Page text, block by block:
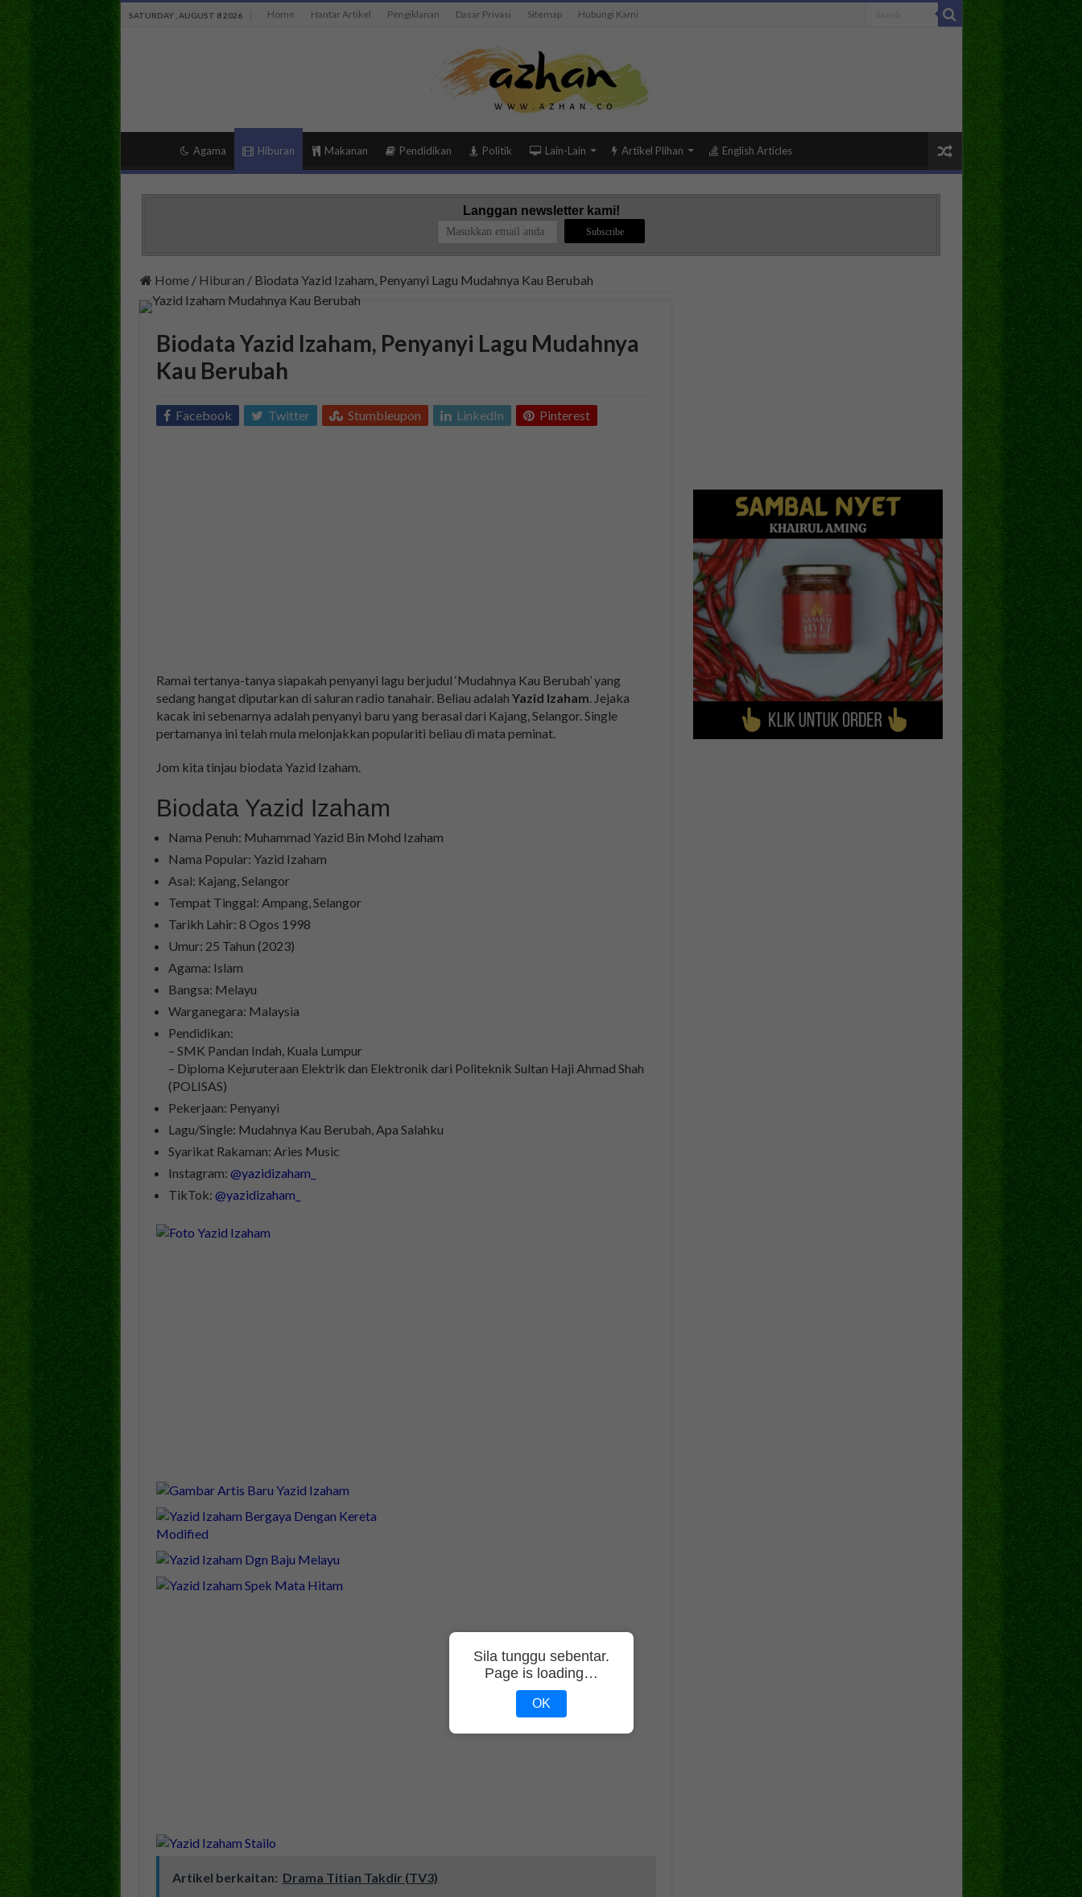
SATURDAY , AUGUST 8 2026 Home Hantar Artikel Pengiklanan Dasar Privasi Sitemap Hubungi Kami
Agama Hiburan Makanan Pendidikan Politik Lain-Lain Artikel Plihan English Articles
Langgan newsletter kami!
Home / Hiburan / Biodata Yazid Izaham, Penyanyi Lagu Mudahnya Kau Berubah
Biodata Yazid Izaham, Penyanyi Lagu Mudahnya
Kau Berubah
Facebook Twitter Stumbleupon LinkedIn Pinterest
Ramai tertanya-tanya siapakah penyanyi lagu berjudul ‘Mudahnya Kau Berubah’ yang
sedang hangat diputarkan di saluran radio tanahair. Beliau adalah Yazid Izaham . Jejaka
kacak ini sebenarnya adalah penyanyi baru yang berasal dari Kajang, Selangor. Single
pertamanya ini telah mula melonjakkan populariti beliau di mata peminat.
Jom kita tinjau biodata Yazid Izaham.
Biodata Yazid Izaham
Nama Penuh: Muhammad Yazid Bin Mohd Izaham
Nama Popular: Yazid Izaham
Asal: Kajang, Selangor
Tempat Tinggal: Ampang, Selangor
Tarikh Lahir: 8 Ogos 1998
Umur: 25 Tahun (2023)
Agama: Islam
Bangsa: Melayu
Warganegara: Malaysia
Pendidikan:
– SMK Pandan Indah, Kuala Lumpur
– Diploma Kejuruteraan Elektrik dan Elektronik dari Politeknik Sultan Haji Ahmad Shah
(POLISAS)
Pekerjaan: Penyanyi
Lagu/Single: Mudahnya Kau Berubah, Apa Salahku
Syarikat Rakaman: Aries Music
Instagram: @yazidizaham_
TikTok: @yazidizaham_
Artikel berkaitan: Drama Titian Takdir (TV3)
Sila tunggu sebentar.
Page is loading…
OK